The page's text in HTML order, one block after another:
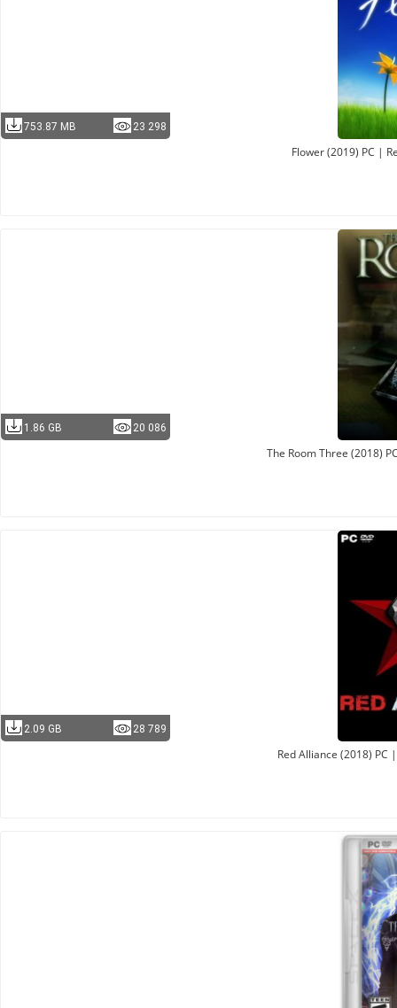
753.87 MB 23 298
Flower (2019) PC |
1.86 GB 20 086
The Room Three (2018)
2.09 GB 28 789
Red Alliance (2018) PC